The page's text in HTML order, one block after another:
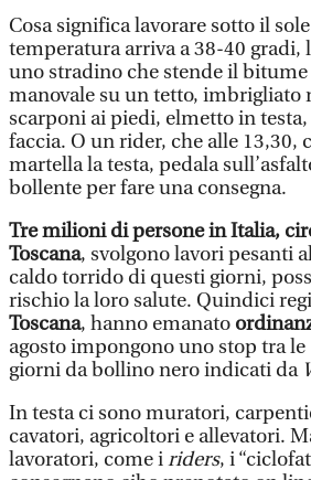
Cosa significa lavorare sotto il
temperatura arriva a 38-40 gradi,
uno stradino che stende il bitume
manovale su un tetto, imbrigliato
scarponi ai piedi, elmetto in
faccia. O un rider, che alle 13,30,
martella la testa, pedala
bollente per fare una consegna.
Tre milioni di persone in Italia,
Toscana, svolgono lavori pesanti
caldo torrido di questi giorni,
rischio la loro salute. Quindici
Toscana, hanno emanato
agosto impongono uno stop tra le
giorni da bollino nero indicati da
In testa ci sono muratori,
cavatori, agricoltori e allevatori.
lavoratori, come iriders, i